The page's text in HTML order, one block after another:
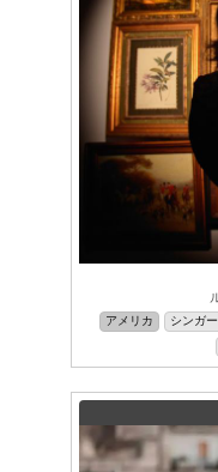
アメリカ シンガ